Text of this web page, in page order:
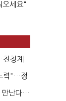
오세요"
청계
력"…정
만난다…